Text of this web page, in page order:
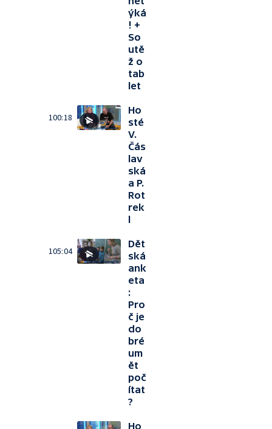
ýká
! +
So
utě
ž o
tab
let
100:18
Ho
sté
V.
Čás
lav
ská
a P.
Rot
rek
l
105:04
Dět
ská
ank
eta
:
Pro
č je
do
bré
um
ět
poč
ítat
?
Ho